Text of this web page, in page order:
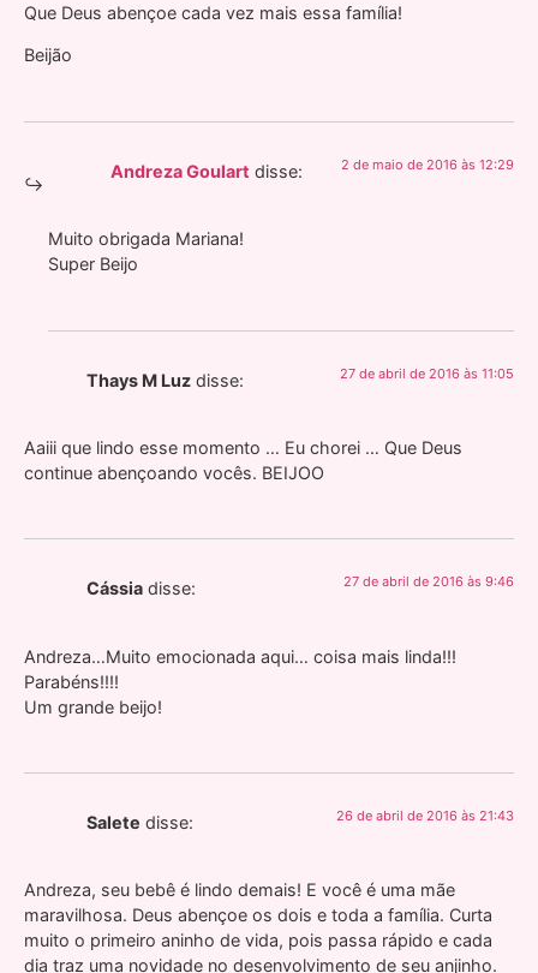
Que Deus abençoe cada vez mais essa família!
Beijão
Andreza Goulart disse: 2 de maio de 2016 às 12:29
Muito obrigada Mariana!
Super Beijo
Thays M Luz disse: 27 de abril de 2016 às 11:05
Aaiii que lindo esse momento … Eu chorei … Que Deus
continue abençoando vocês. BEIJOO
Cássia disse: 27 de abril de 2016 às 9:46
Andreza…Muito emocionada aqui… coisa mais linda!!!
Parabéns!!!!
Um grande beijo!
Salete disse: 26 de abril de 2016 às 21:43
Andreza, seu bebê é lindo demais! E você é uma mãe
maravilhosa. Deus abençoe os dois e toda a família. Curta
muito o primeiro aninho de vida, pois passa rápido e cada
dia traz uma novidade no desenvolvimento de seu anjinho.